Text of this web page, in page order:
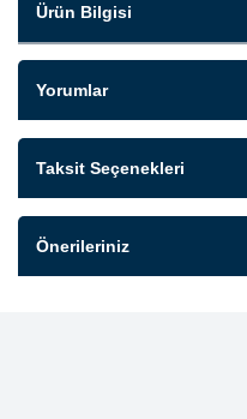
Ürün Bilgisi
Yorumlar
Taksit Seçenekleri
Önerileriniz